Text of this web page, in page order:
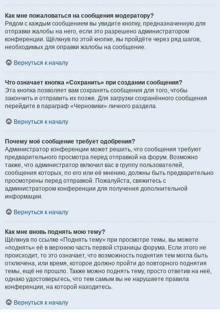
Как мне пожаловаться на сообщения модератору?
Рядом с каждым сообщением вы увидите кнопку, предназначенную для
отправки жалобы на него, если это разрешено администратором
конференции. Щёлкнув по этой кнопке, вы пройдёте через ряд шагов,
необходимых для оправки жалобы на сообщение.
Вернуться к началу
Что означает кнопка «Сохранить» при создании сообщения?
Эта кнопка позволяет вам сохранять сообщения для того, чтобы
закончить и отправить их позже. Для загрузки сохранённого сообщения
перейдите в параграф «Черновики» личного раздела.
Вернуться к началу
Почему моё сообщение требует одобрения?
Администратор конференции может решить, что сообщения требуют
предварительного просмотра перед отправкой на форум. Возможно
также, что администратор включил вас в группу пользователей,
сообщения которых, по его или её мнению, должны быть предварительно
просмотрены перед отправкой. Пожалуйста, свяжитесь с
администратором конференции для получения дополнительной
информации.
Вернуться к началу
Как мне вновь поднять мою тему?
Щёлкнув по ссылке «Поднять тему» при просмотре темы, вы можете
«поднять» её в верхнюю часть первой страницы форума. Если этого не
происходит, то это означает, что возможность поднятия тем могла быть
отключена, или время, которое должно пройти до повторного поднятия
темы, ещё не прошло. Также можно поднять тему, просто ответив на неё,
однако удостоверьтесь, что тем самым вы не нарушаете правила
конференции, на которой находитесь.
Вернуться к началу